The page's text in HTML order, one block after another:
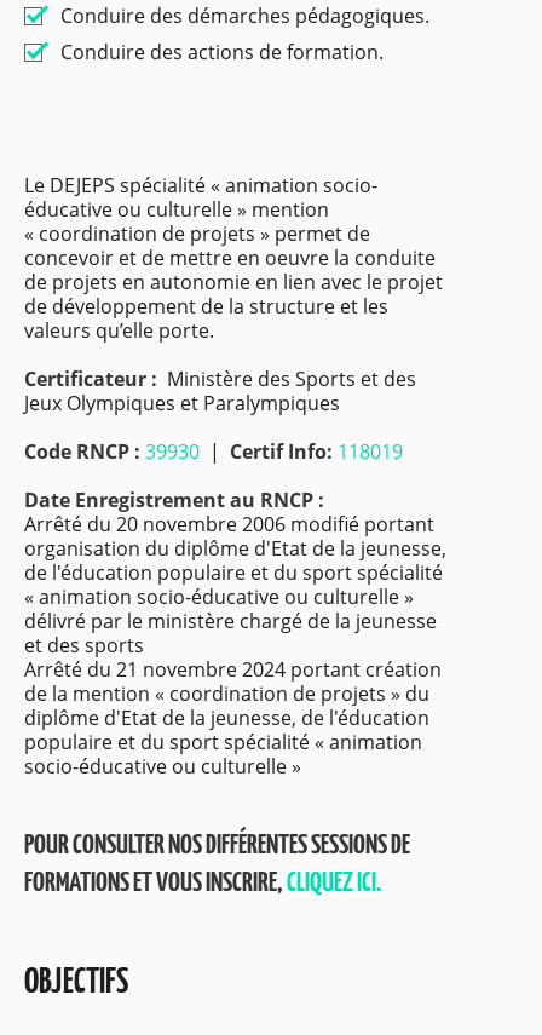
Conduire des démarches pédagogiques.
Conduire des actions de formation.
Le DEJEPS spécialité « animation socio-
éducative ou culturelle » mention
« coordination de projets » permet de
concevoir et de mettre en oeuvre la conduite
de projets en autonomie en lien avec le projet
de développement de la structure et les
valeurs qu’elle porte.
Certificateur : Ministère des Sports et des
Jeux Olympiques et Paralympiques
Code RNCP : 39930 | Certif Info: 118019
Date Enregistrement au RNCP :
Arrêté du 20 novembre 2006 modifié portant
organisation du diplôme d'Etat de la jeunesse,
de l'éducation populaire et du sport spécialité
« animation socio-éducative ou culturelle »
délivré par le ministère chargé de la jeunesse
et des sports
Arrêté du 21 novembre 2024 portant création
de la mention « coordination de projets » du
diplôme d'Etat de la jeunesse, de l'éducation
populaire et du sport spécialité « animation
socio-éducative ou culturelle »
POUR CONSULTER NOS DIFFÉRENTES SESSIONS DE
FORMATIONS ET VOUS INSCRIRE,CLIQUEZ ICI.
OBJECTIFS